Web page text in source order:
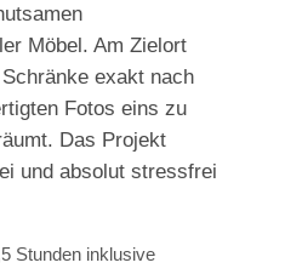
Möbel. Am Zielort
exakt nach
Fotos eins zu
Das Projekt
und absolut stressfrei
Stunden inklusive